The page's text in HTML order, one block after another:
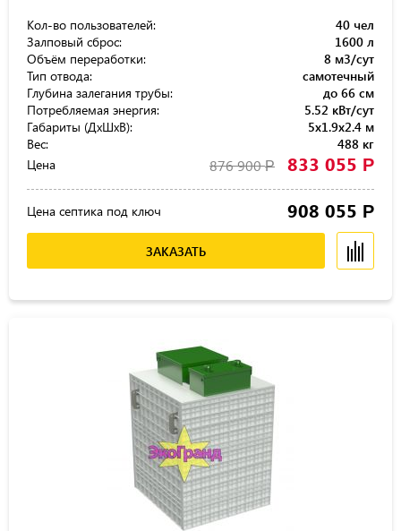
Кол-во пользователей:
40 чел
Залповый сброс:
1600 л
Объём переработки:
8 м3/сут
Тип отвода:
самотечный
Глубина залегания трубы:
до 66 см
Потребляемая энергия:
5.52 кВт/сут
Габариты (ДхШхВ):
5x1.9x2.4 м
Вес:
488 кг
Цена
876 900Р 833 055 Р
Цена септика под ключ 908 055 Р
ЗАКАЗАТЬ